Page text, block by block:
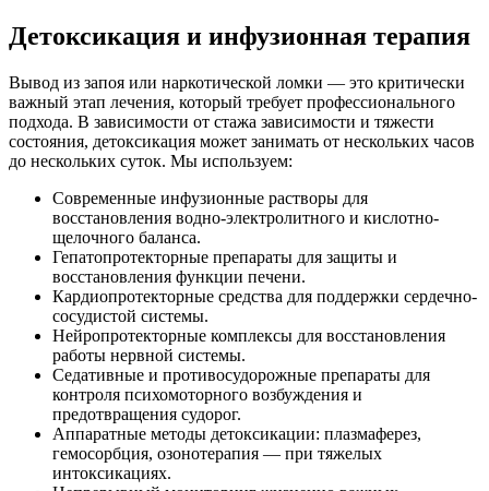
Детоксикация и инфузионная терапия
Вывод из запоя или наркотической ломки — это критически
важный этап лечения, который требует профессионального
подхода. В зависимости от стажа зависимости и тяжести
состояния, детоксикация может занимать от нескольких часов
до нескольких суток. Мы используем:
Современные инфузионные растворы для
восстановления водно-электролитного и кислотно-
щелочного баланса.
Гепатопротекторные препараты для защиты и
восстановления функции печени.
Кардиопротекторные средства для поддержки сердечно-
сосудистой системы.
Нейропротекторные комплексы для восстановления
работы нервной системы.
Седативные и противосудорожные препараты для
контроля психомоторного возбуждения и
предотвращения судорог.
Аппаратные методы детоксикации: плазмаферез,
гемосорбция, озонотерапия — при тяжелых
интоксикациях.